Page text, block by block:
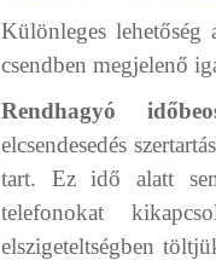
Különleges lehetőség
csendben megjelenő
Rendhagyó
elcsendesedés
tart. Ez idő alatt
telefonokat
elszigeteltségben